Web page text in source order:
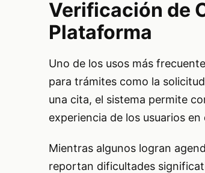
Verificación de
Plataforma
Uno de los usos más
para trámites como la
una cita, el sistema permite
experiencia de los usuarios
Mientras algunos logran
reportan dificultades